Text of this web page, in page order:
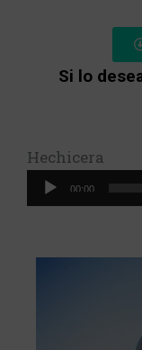
Si lo
Hechicera
Reproductor
de
00:00